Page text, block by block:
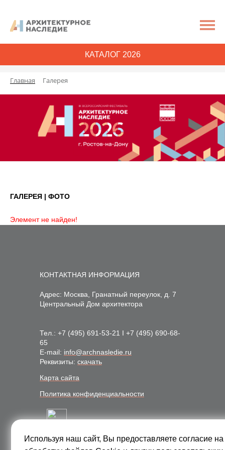
КАТАЛОГ 2026
Главная Галерея
ГАЛЕРЕЯ | ФОТО
Элемент не найден!
КОНТАКТНАЯ ИНФОРМАЦИЯ
Адрес: Москва, Гранатный переулок, д. 7
Центральный Дом архитектора
Тел.: +7 (495) 691-53-21 I +7 (495) 690-68-
65
E-mail: info@archnasledie.ru
Реквизиты: скачать
Карта сайта
Политика конфиденциальности
Подписаться на рассылку:
Используя наш сайт, Вы предоставляете согласие на